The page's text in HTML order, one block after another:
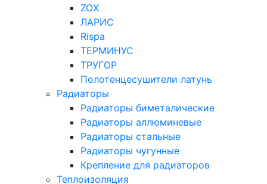
ZOX
ЛАРИС
Rispa
ТЕРМИНУС
ТРУГОР
Полотенцесушители латунь
Радиаторы
Радиаторы биметалические
Радиаторы аллюминевые
Радиаторы стальные
Радиаторы чугунные
Крепление для радиаторов
Теплоизоляция